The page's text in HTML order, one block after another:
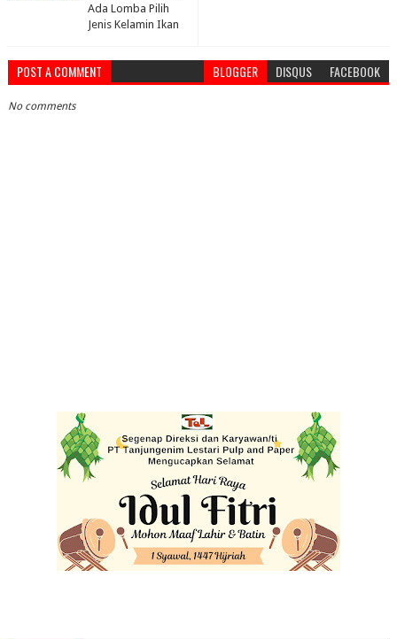
Ada Lomba Pilih
Jenis Kelamin Ikan
POST A COMMENT BLOGGER DISQUS FACEBOOK
No comments